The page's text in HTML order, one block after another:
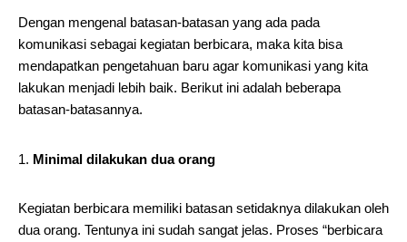
Dengan mengenal batasan-batasan yang ada pada
komunikasi sebagai kegiatan berbicara, maka kita bisa
mendapatkan pengetahuan baru agar komunikasi yang kita
lakukan menjadi lebih baik. Berikut ini adalah beberapa
batasan-batasannya.
Minimal dilakukan dua orang
Kegiatan berbicara memiliki batasan setidaknya dilakukan oleh
dua orang. Tentunya ini sudah sangat jelas. Proses “berbicara